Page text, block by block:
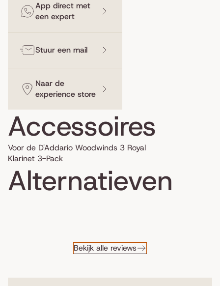
App direct met
een expert
Stuur een mail
Naar de
experience store
Accessoires
Voor de D'Addario Woodwinds 3 Royal
Klarinet 3-Pack
Alternatieven
Bekijk alle reviews